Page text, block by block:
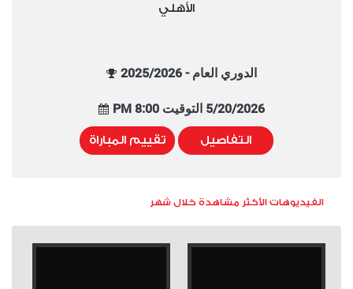
الأهلي
الدوري العام - 2025/2026
5/20/2026 التوقيت 8:00 PM
التفاصيل تقييم المباراة
الفيديوهات الأكثر مشاهدة خلال شهر